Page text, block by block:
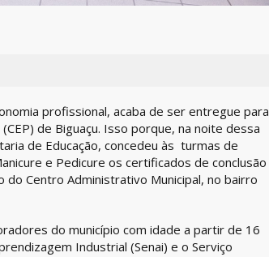
profissional, acaba de ser entregue para
de Biguaçu. Isso porque, na noite dessa
de Educação, concedeu às turmas de
e Pedicure os certificados de conclusão
Centro Administrativo Municipal, no bairro
do município com idade a partir de 16
Industrial (Senai) e o Serviço